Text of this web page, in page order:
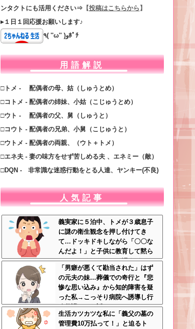
ンタクトにも活用ください⇒ 【投稿はこちらから 】
▸１日１回応援お願いします♪
٩( ''ω'' )وﾎﾟﾁ
用語解説
□トメ - 配偶者の母、姑（しゅうとめ）
□コトメ - 配偶者の姉妹、小姑（こじゅうとめ）
□ウト - 配偶者の父、舅（しゅうと）
□コウト - 配偶者の兄弟、小舅（こじゅうと）
□ウトメ - 配偶者の両親、（ウト＋トメ）
□エネ夫 - 妻の味方をせず苦しめる夫 、エネミー（敵）
□DQN - 非常識な迷惑行動をとる人達、ヤンキー(不良)
人気記事
義実家に５泊中、トメが３歳息子
に謎の衛生観念を押し付けてき
て…ドッキドキしながら「〇〇な
んだよ！」と子供に教育して黙ら
せた←いくらなんでも汚すぎるだ
「男癖が悪くて勘当された」はず
の元夫の妹…葬儀での奇行と『悲
惨な思い込み』から知的障害を疑
った私→こっそり病院へ誘導し行
政保護させた話
生活カツカツな私に「義父の墓の
管理費10万払って！」と迫るト